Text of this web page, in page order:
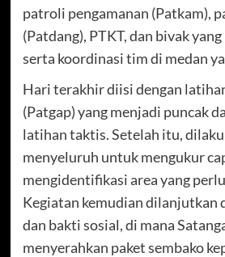
patroli pengamanan (Patkam),
(Patdang), PTKT, dan bivak
serta koordinasi tim di medan
Hari terakhir diisi dengan
(Patgap) yang menjadi puncak
latihan taktis. Setelah itu,
menyeluruh untuk mengukur
mengidentifikasi area yang
Kegiatan kemudian dilanjutkan
dan bakti sosial, di mana
menyerahkan paket sembako